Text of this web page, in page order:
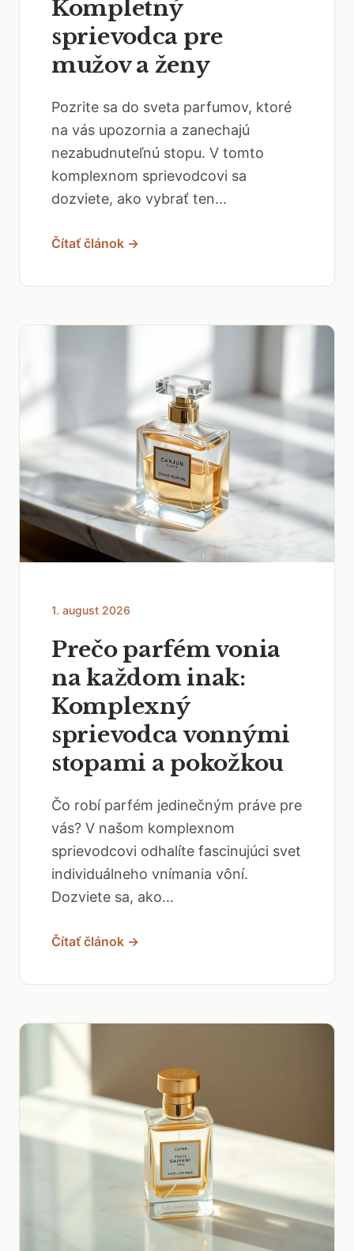
Kompletný
sprievodca pre
mužov a ženy
Pozrite sa do sveta parfumov, ktoré
na vás upozornia a zanechajú
nezabudnuteľnú stopu. V tomto
komplexnom sprievodcovi sa
dozviete, ako vybrať ten...
Čítať článok →
1. august 2026
Prečo parfém vonia
na každom inak:
Komplexný
sprievodca vonnými
stopami a pokožkou
Čo robí parfém jedinečným práve pre
vás? V našom komplexnom
sprievodcovi odhalíte fascinujúci svet
individuálneho vnímania vôní.
Dozviete sa, ako...
Čítať článok →